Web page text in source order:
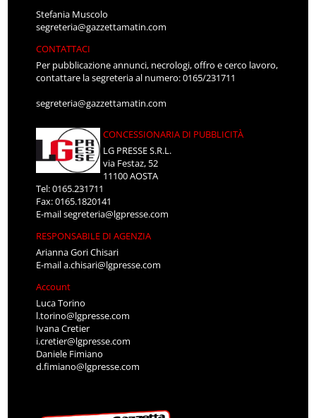
Stefania Muscolo
segreteria@gazzettamatin.com
CONTATTACI
Per pubblicazione annunci, necrologi, offro e cerco lavoro,
contattare la segreteria al numero: 0165/231711
segreteria@gazzettamatin.com
CONCESSIONARIA DI PUBBLICITÀ
LG PRESSE S.R.L.
via Festaz, 52
11100 AOSTA
Tel: 0165.231711
Fax: 0165.1820141
E-mailsegreteria@lgpresse.com
RESPONSABILE DI AGENZIA
Arianna Gori Chisari
E-maila.chisari@lgpresse.com
Account
Luca Torino
l.torino@lgpresse.com
Ivana Cretier
i.cretier@lgpresse.com
Daniele Fimiano
d.fimiano@lgpresse.com